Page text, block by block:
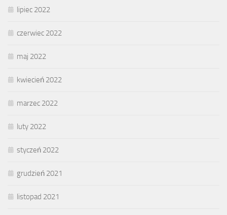
lipiec 2022
czerwiec 2022
maj 2022
kwiecień 2022
marzec 2022
luty 2022
styczeń 2022
grudzień 2021
listopad 2021